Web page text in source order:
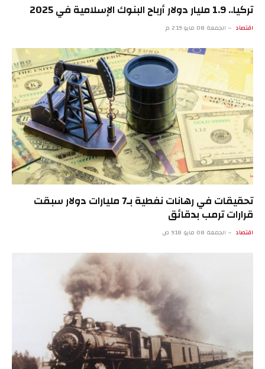
تركيا.. 1.9 مليار دولار أرباح البنوك الإسلامية في 2025
اقتصاد الجمعة 08 مايو 2:19 م
تحقيقات في رهانات نفطية بـ7 مليارات دولار سبقت
قرارات ترمب بدقائق
اقتصاد الجمعة 08 مايو 9:18 ص